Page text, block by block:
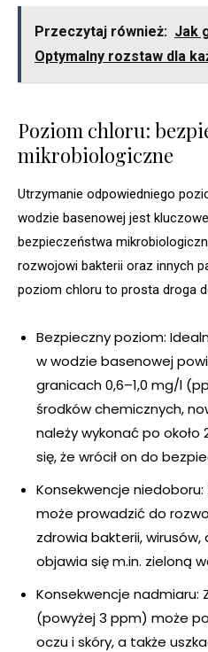
Przeczytaj również: Jak
Optymalny rozstaw dla
Poziom chloru:
mikrobiologiczne
Utrzymanie odpowiedniego
wodzie basenowej jest
bezpieczeństwa
rozwojowi bakterii oraz innych
poziom chloru to prosta droga
Bezpieczny poziom:
w wodzie basenowej
granicach 0,6–1,0 mg/l
środków chemicznych,
należy wykonać po
się, że wrócił on do
Konsekwencje
może prowadzić do
zdrowia bakterii,
objawia się m.in. zieloną
Konsekwencje nadmiaru:
(powyżej 3 ppm) może
oczu i skóry, a także